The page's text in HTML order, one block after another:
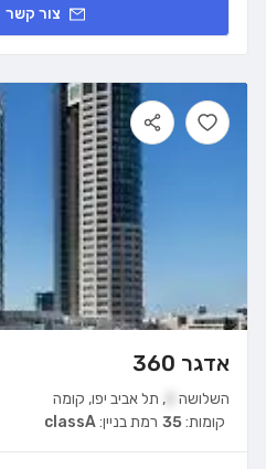
צור קשר
אדגר 360
השלושה , תל אביב יפו, קומה
רמת בניין:classA קומות:35